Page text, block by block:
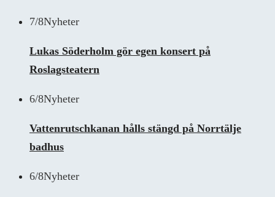
7/8Nyheter
Lukas Söderholm gör egen konsert på
Roslagsteatern
6/8Nyheter
Vattenrutschkanan hålls stängd på Norrtälje
badhus
6/8Nyheter